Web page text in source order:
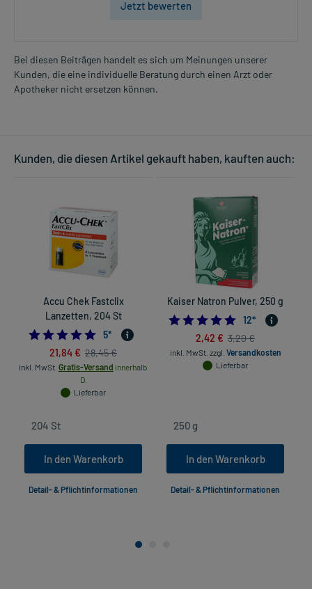
Jetzt bewerten
Bei diesen Beiträgen handelt es sich um Meinungen unserer
Kunden, die eine individuelle Beratung durch einen Arzt oder
Apotheker nicht ersetzen können.
Kunden, die diesen Artikel gekauft haben, kauften auch:
Accu Chek Fastclix
Lanzetten, 204 St
4.8
5*
21,84 € 28,45 €
inkl. MwSt. Gratis-Versand innerhalb
D.
Lieferbar
In den Warenkorb
Detail- & Pflichtinformationen
Kaiser Natron Pulver, 250 g
12*
2,42 € 3,20 €
inkl. MwSt. zzgl. Versandkosten
Lieferbar
In den Warenkorb
Detail- & Pflichtinformationen